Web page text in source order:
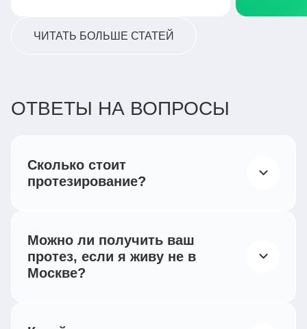
ЧИТАТЬ БОЛЬШЕ СТАТЕЙ
ОТВЕТЫ НА ВОПРОСЫ
Сколько стоит
протезирование?
законодательству, все категории
инвалидов, при наличии
индивидуальной программы
техническими средствами реабилитации и
Можно ли получить ваш
протез, если я живу не в
Москве?
сотрудничаем с региональными протезно-